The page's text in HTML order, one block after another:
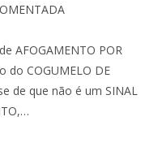
AFOGAMENTO POR
do COGUMELO DE
de que não é um SINAL